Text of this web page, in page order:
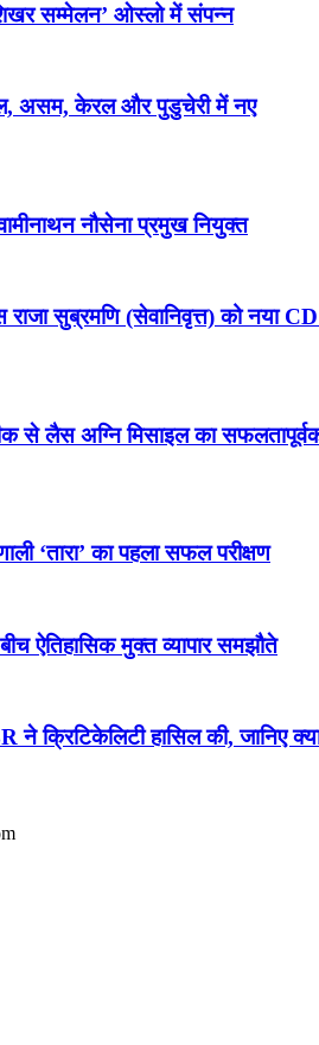
15 जुलाई 2026
शिखर सम्मेलन’ ओस्लो में संपन्न
असम, केरल और पुडुचेरी में नए
नौसेना प्रमुख नियुक्त
सुब्रमणि (सेवानिवृत्त) को नया
से लैस अग्नि मिसाइल का
‘तारा’ का पहला सफल परीक्षण
ऐतिहासिक मुक्त व्यापार समझौते
क्रिटिकेलिटी हासिल की, जानिए
मनुष्य एक बार फिर से चंद्रमा के